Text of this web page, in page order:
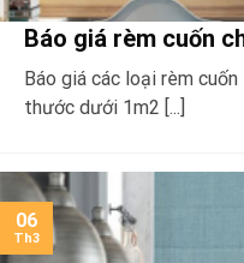
Báo giá rèm cuốn
Báo giá các loại rèm
thước dưới 1m2 [...]
06
Th3